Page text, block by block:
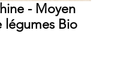
- Moyen
légumes Bio